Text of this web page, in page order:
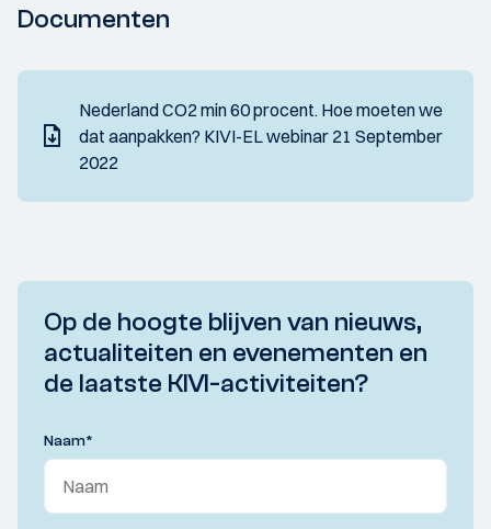
Documenten
Nederland CO2 min 60 procent. Hoe moeten we
dat aanpakken? KIVI-EL webinar 21 September
2022
Op de hoogte blijven van nieuws,
actualiteiten en evenementen en
de laatste KIVI-activiteiten?
Naam*